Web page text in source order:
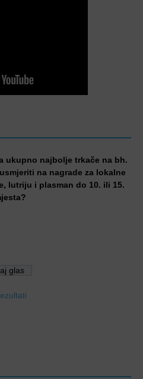
ukupno najbolje trkače na bh.
na nagrade za lokalne
lutriju i plasman do 10. ili 15.